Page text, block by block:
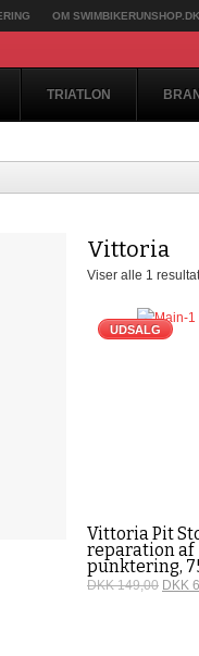
OM SWIMBIKERUNSHOP.DK
TRIATLON
Vittoria
Viser alle 1
UDSALG
Vittoria Pit
reparation af
punktering,
DKK 149,00 DKK